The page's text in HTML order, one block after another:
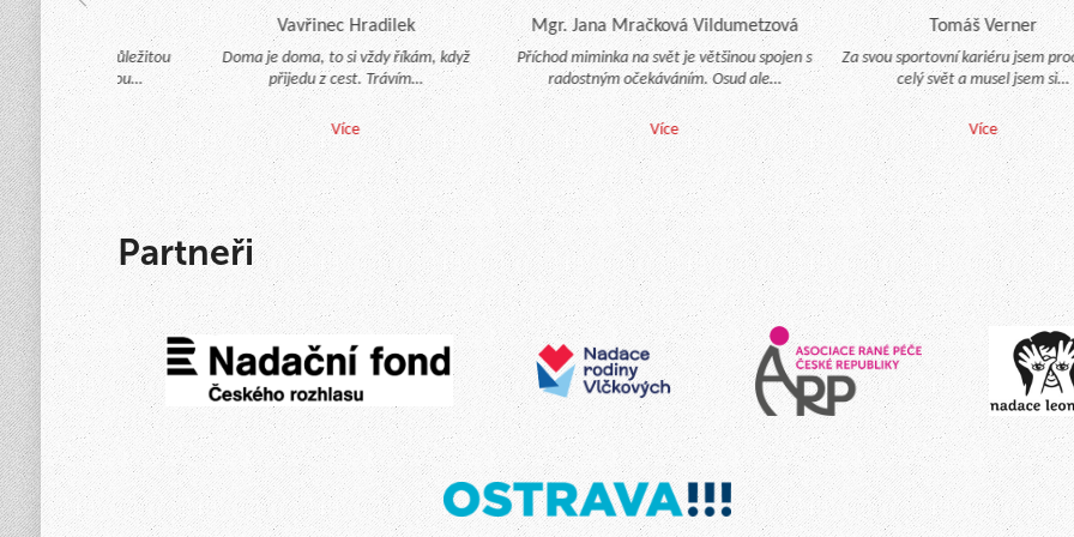
Mgr. Jana Mračková Vildumetzová
Příchod miminka na svět je většinou spojen s
radostným očekáváním. Osud ale…
Více
Tomáš Verner
Za svou sportovní kariéru jsem
celý svět a musel jsem si…
Více
mělo pro nás důležitou
úlohu po celou…
Vavřinec Hradilek
Doma je doma, to si vždy říkám, když
přijedu z cest. Trávím…
Více
Partneři